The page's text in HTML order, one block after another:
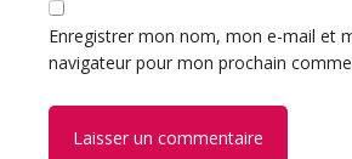
Enregistrer mon nom, mon e-mail et
navigateur pour mon prochain